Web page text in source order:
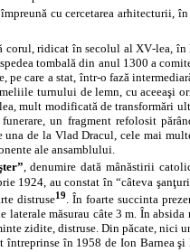
cu cercetarea arhitecturii,
corul, ridicat în secolul al
tombală din anul 1300 a
pe care a stat, într‑o fază
turnului de lemn, cu
mult modificată de transformări
funerare, un fragment refolosit
de la Vlad Dracul, cele mai
ale ansamblului.
, denumire dată mânăstirii
1924, au constat în “câteva
distruse19. În foarte succinta
laterale măsurau câte 3 m. În
zidite, distruse. Din păcate,
întreprinse în 1958 de Ion Barnea